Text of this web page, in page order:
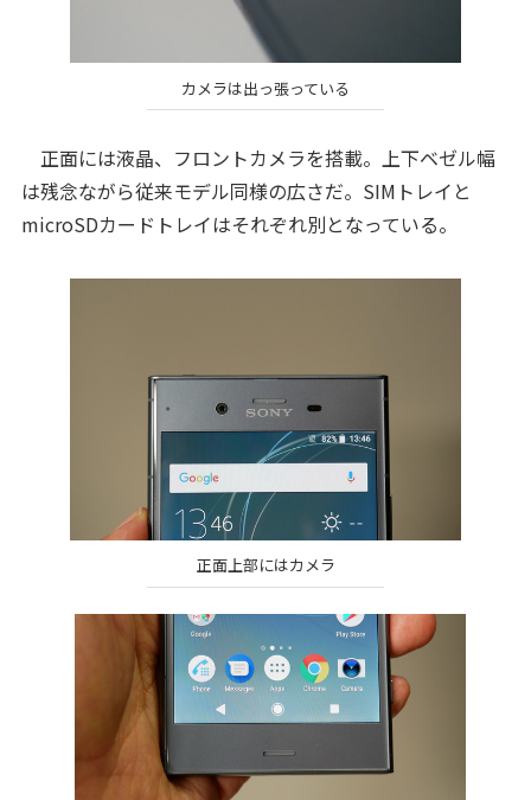
カメラは出っ張っている
正面には液晶、フロントカメラを搭載。上下ベゼル幅
は残念ながら従来モデル同様の広さだ。SIMトレイと
microSDカードトレイはそれぞれ別となっている。
正面上部にはカメラ